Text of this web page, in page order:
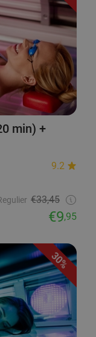
min) +
9.2
€33,45
€9,95
30%